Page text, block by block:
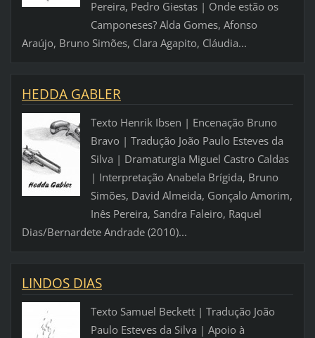
Pereira, Pedro Giestas | Onde estão os
Camponeses? Alda Gomes, Afonso
Araújo, Bruno Simões, Clara Agapito, Cláudia...
HEDDA GABLER
Texto Henrik Ibsen | Encenação Bruno
Bravo | Tradução João Paulo Esteves da
Silva | Dramaturgia Miguel Castro Caldas
| Interpretação Anabela Brígida, Bruno
Simões, David Almeida, Gonçalo Amorim,
Inês Pereira, Sandra Faleiro, Raquel
Dias/Bernardete Andrade (2010)...
LINDOS DIAS
Texto Samuel Beckett | Tradução João
Paulo Esteves da Silva | Apoio à